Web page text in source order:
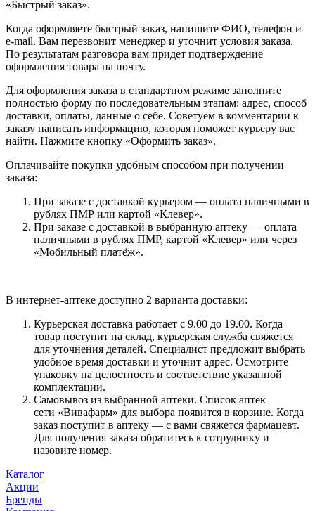
«Быстрый заказ».
Когда оформляете быстрый заказ, напишите ФИО, телефон и
e-mail. Вам перезвонит менеджер и уточнит условия заказа.
По результатам разговора вам придет подтверждение
оформления товара на почту.
Для оформления заказа в стандартном режиме заполните
полностью форму по последовательным этапам: адрес, способ
доставки, оплаты, данные о себе. Советуем в комментарии к
заказу написать информацию, которая поможет курьеру вас
найти. Нажмите кнопку «Оформить заказ».
Оплачивайте покупки удобным способом при получении
заказа:
При заказе с доставкой курьером — оплата наличными в
рублях ПМР или картой «Клевер».
При заказе с доставкой в выбранную аптеку — оплата
наличными в рублях ПМР, картой «Клевер» или через
«Мобильный платёж».
В интернет-аптеке доступно 2 варианта доставки:
Курьерская доставка работает с 9.00 до 19.00. Когда
товар поступит на склад, курьерская служба свяжется
для уточнения деталей. Специалист предложит выбрать
удобное время доставки и уточнит адрес. Осмотрите
упаковку на целостность и соответствие указанной
комплектации.
Самовывоз из выбранной аптеки. Список аптек
сети «Вивафарм» для выбора появится в корзине. Когда
заказ поступит в аптеку — с вами свяжется фармацевт.
Для получения заказа обратитесь к сотруднику и
назовите номер.
Каталог
Акции
Бренды